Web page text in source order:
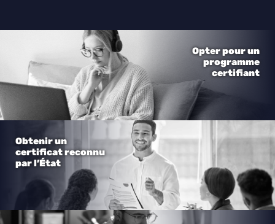
Opter pour un
programme
certifiant
Obtenir un
certificat reconnu
par l’État